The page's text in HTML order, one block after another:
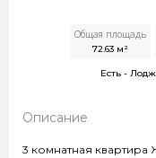
Общая площадь
72.63м²
Есть -
Описание
3 комнатная квартира